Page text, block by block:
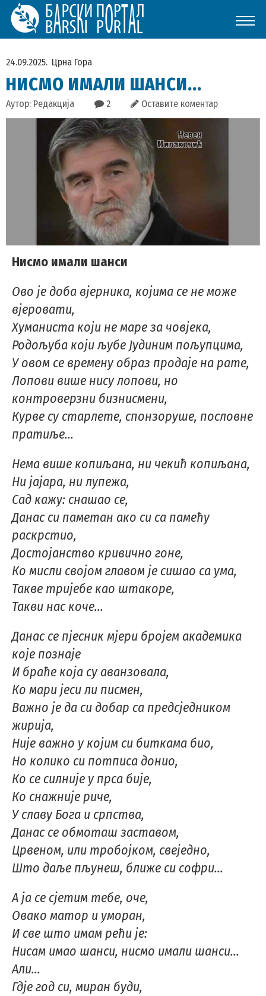
24.09.2025. Црна Гора
НИСМО ИМАЛИ ШАНСИ...
Аутор: Редакција 2 Оставите коментар
Нисмо имали шанси
Ово је доба вјерника, којима се не може
вјеровати,
Хуманиста који не маре за човјека,
Родољуба који љубе Јудиним пољупцима,
У овом се времену образ продаје на рате,
Лопови више нису лопови, но
контроверзни бизнисмени,
Курве су старлете, спонзоруше, пословне
пратиље...
Нема више копиљана, ни чекић копиљана,
Ни јајара, ни лупежа,
Сад кажу: снашао се,
Данас си паметан ако си са памећу
раскрстио,
Достојанство кривично гоне,
Ко мисли својом главом је сишао са ума,
Такве тријебе као штакоре,
Такви нас коче...
Данас се пјесник мјери бројем академика
које познаје
И браће која су аванзовала,
Ко мари јеси ли писмен,
Важно је да си добар са предсједником
жирија,
Није важно у којим си биткама био,
Но колико си потписа донио,
Ко се силније у прса бије,
Ко снажније риче,
У славу Бога и српства,
Данас се обмоташ заставом,
Црвеном, или тробојком, свеједно,
Што даље пљунеш, ближе си софри...
А ја се сјетим тебе, оче,
Овако матор и уморан,
И све што имам рећи је:
Нисам имао шанси, нисмо имали шанси...
Али...
Гдје год си, миран буди,